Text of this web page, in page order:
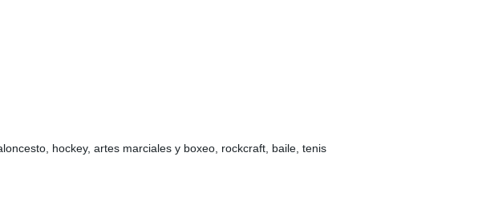
hockey, artes marciales y boxeo, rockcraft, baile, tenis